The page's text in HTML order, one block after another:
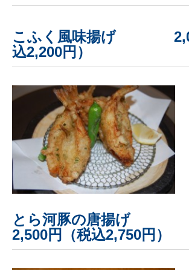
こふく風味揚げ
込2,200円）
とら河豚の唐
2,500円（税込2,750円）